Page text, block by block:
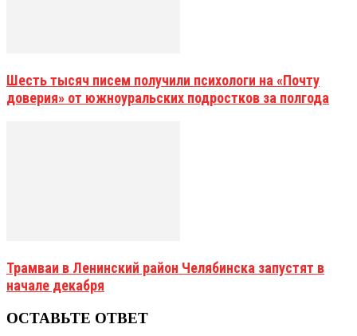
Шесть тысяч писем получили психологи на «Почту
доверия» от южноуральских подростков за полгода
Трамваи в Ленинский район Челябинска запустят в
начале декабря
ОСТАВЬТЕ ОТВЕТ